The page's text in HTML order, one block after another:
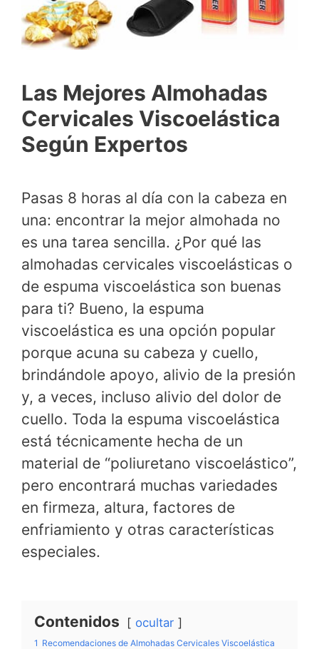
Las Mejores Almohadas
Cervicales Viscoelástica
Según Expertos
Pasas 8 horas al día con la cabeza en
una: encontrar la mejor almohada no
es una tarea sencilla. ¿Por qué las
almohadas cervicales viscoelásticas o
de espuma viscoelástica son buenas
para ti? Bueno, la espuma
viscoelástica es una opción popular
porque acuna su cabeza y cuello,
brindándole apoyo, alivio de la presión
y, a veces, incluso alivio del dolor de
cuello. Toda la espuma viscoelástica
está técnicamente hecha de un
material de “poliuretano viscoelástico”,
pero encontrará muchas variedades
en firmeza, altura, factores de
enfriamiento y otras características
especiales.
Contenidos ocultar
1 Recomendaciones de Almohadas Cervicales Viscoelástica